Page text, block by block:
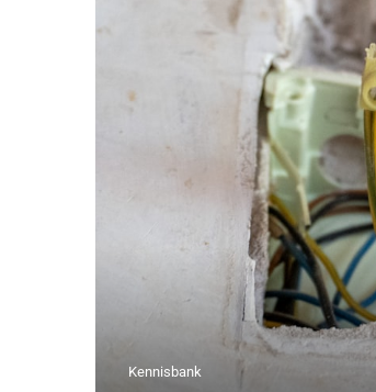
Kennisbank